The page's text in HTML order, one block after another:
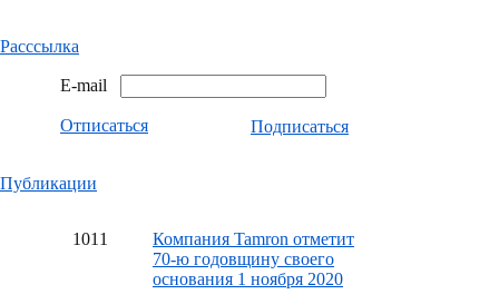
Расссылка
E-mail
Отписаться Подписаться
Публикации
1011
Компания Tamron отметит
70-ю годовщину своего
основания 1 ноября 2020